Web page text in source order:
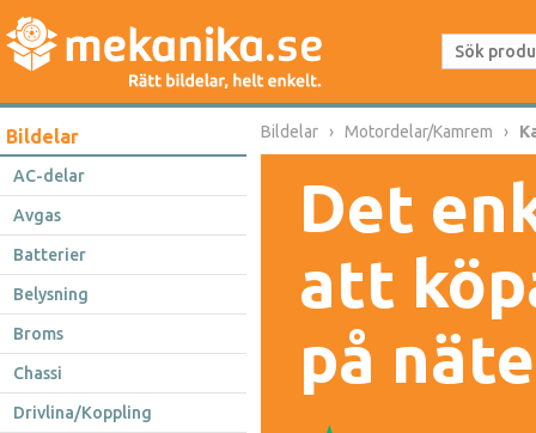
Bildelar
AC-delar
Avgas
Batterier
Belysning
Broms
Chassi
Drivlina/Koppling
Bildelar Motordelar/Kamrem
Det
att
på